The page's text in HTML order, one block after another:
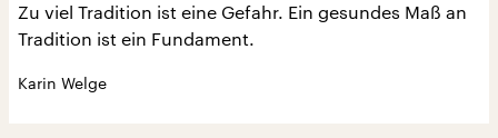
Zu viel Tradition ist eine Gefahr. Ein gesundes Maß an
Tradition ist ein Fundament.
Karin Welge